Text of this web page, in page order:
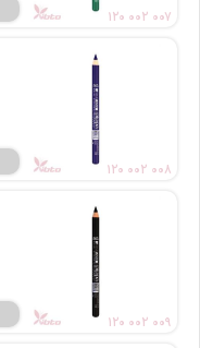
۱۲۰ ۰۰۲ ۰۰۷
۱۲۰ ۰۰۲ ۰۰۸
۱۲۰ ۰۰۲ ۰۰۹